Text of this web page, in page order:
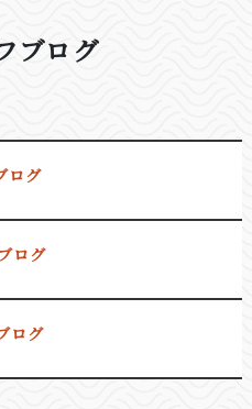
、お客様への感謝の気
」を行っております<(_
賀店」を支えてくださ
。
ブログ
ログ
ログ
ログ